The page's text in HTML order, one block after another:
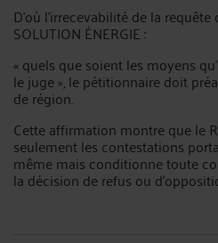
D'où l'irrecevabilité de la requête
SOLUTION ÉNERGIE :
« quels que soient les moyens
le juge », le pétitionnaire doit
de région.
Cette affirmation montre que le
seulement les contestations
même mais conditionne toute
la décision de refus ou